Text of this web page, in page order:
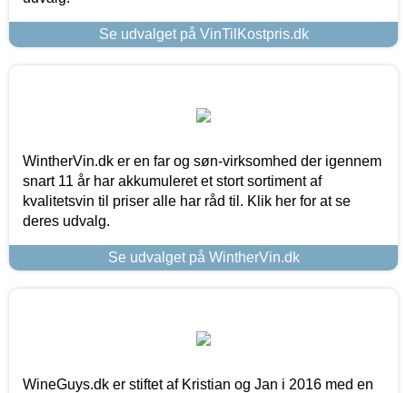
Se udvalget på VinTilKostpris.dk
WintherVin.dk er en far og søn-virksomhed der igennem
snart 11 år har akkumuleret et stort sortiment af
kvalitetsvin til priser alle har råd til. Klik her for at se
deres udvalg.
Se udvalget på WintherVin.dk
WineGuys.dk er stiftet af Kristian og Jan i 2016 med en